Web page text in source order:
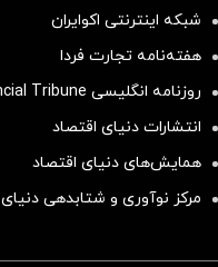
شبکه اینترنتی اکوایران
هفته‌نامه تجارت فردا
روزنامه انگلیسی Financial Tribune
انتشارات دنیای اقتصاد
همایش‌های دنیای اقتصاد
مرکز نوآوری و شتابدهی